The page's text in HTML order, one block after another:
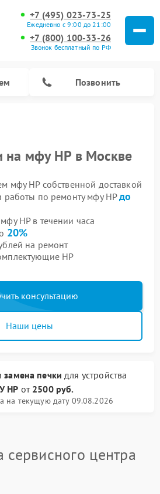
+7 (495) 023-73-25
Ежедневно с 9:00 до 21:00
+7 (800) 100-33-26
Звонок бесплатный по РФ
Позвонить
на мфу HP в Москве
мфу HP собственной доставкой
работы по ремонту мфу HPдо
HP в течении часа
20%
на ремонт
HP
консультацию
Наши цены
замена печки для устройства
HP от 2500 руб.
на текущую дату 09.08.2026
центра